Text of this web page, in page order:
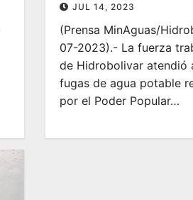
JUL 14, 2023
(Prensa MinAguas/
07-2023).- La fuerza
de Hidrobolivar atendió
fugas de agua potable
por el Poder Popular…